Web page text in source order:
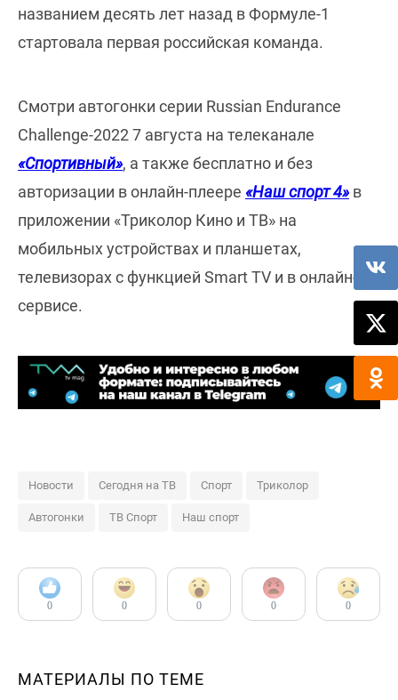
названием десять лет назад в Формуле-1
стартовала первая российская команда.
Смотри автогонки серии Russian Endurance
Challenge-2022 7 августа на телеканале
«Спортивный», а также бесплатно и без
авторизации в онлайн-плеере «Наш спорт 4»в
приложении «Триколор Кино и ТВ» на
мобильных устройствах и планшетах,
телевизорах с функцией Smart TV и в онлайн-
сервисе.
Новости Сегодня на ТВ Спорт Триколор
Автогонки ТВ Спорт Наш спорт
0 0 0 0 0
МАТЕРИАЛЫ ПО ТЕМЕ